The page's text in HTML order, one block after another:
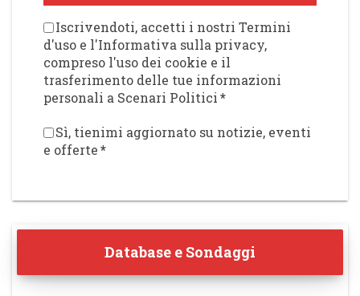
Iscrivendoti, accetti i nostri Termini
d'uso e l'Informativa sulla privacy,
compreso l'uso dei cookie e il
trasferimento delle tue informazioni
personali a Scenari Politici*
Sì, tienimi aggiornato su notizie, eventi
e offerte*
Database e Sondaggi